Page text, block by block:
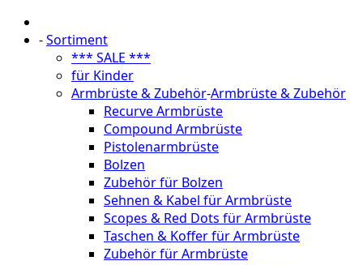
-Sortiment
*** SALE ***
für Kinder
Armbrüste & Zubehör-Armbrüste & Zubehör
Recurve Armbrüste
Compound Armbrüste
Pistolenarmbrüste
Bolzen
Zubehör für Bolzen
Sehnen & Kabel für Armbrüste
Scopes & Red Dots für Armbrüste
Taschen & Koffer für Armbrüste
Zubehör für Armbrüste